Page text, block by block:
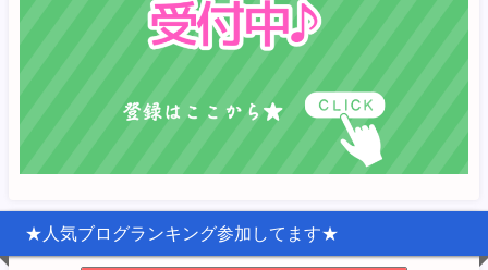
★人気ブログランキング参加してます★